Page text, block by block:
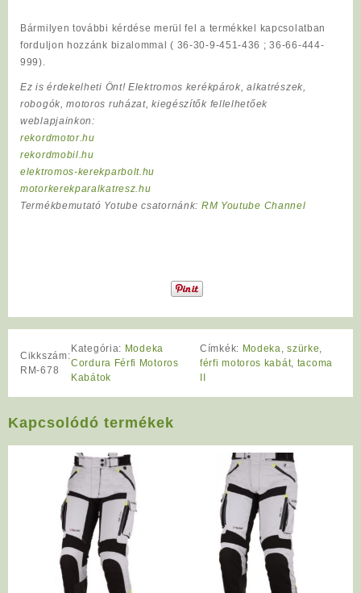
Bármilyen további kérdése merül fel a termékkel kapcsolatban
forduljon hozzánk bizalommal ( 36-30-9-451-436 ; 36-66-444-
999).
Ez is érdekelheti Önt! Elektromos kerékpárok, alkatrészek,
robogók, motoros ruházat, kiegészítők fellelhetőek
weblapjainkon:
rekordmotor.hu
rekordmobil.hu
elektromos-kerekparbolt.hu
motorkerekparalkatresz.hu
Termékbemutató Yotube csatornánk: RM Youtube Channel
Cikkszám:
RM-678
Kategória: Modeka
Cordura Férfi Motoros
Kabátok
Címkék: Modeka,szürke,
férfi motoros kabát, tacoma
Kapcsolódó termékek